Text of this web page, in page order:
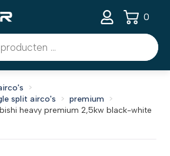
0
split airco's
premium
heavy premium 2,5kw black-white